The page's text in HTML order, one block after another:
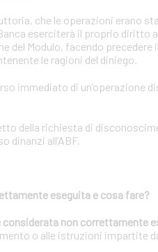
che le operazioni erano
eserciterà il proprio diritto
del Modulo, facendo
le ragioni del diniego.
immediato di un’operazione
della richiesta di
dinanzi all’ABF.
eseguita e cosa fare?
considerata non correttamente
o alle istruzioni impartite